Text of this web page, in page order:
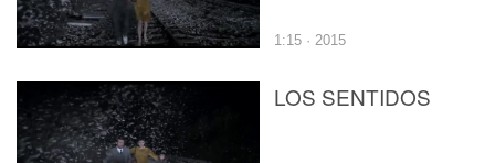
1:15 · 2015
LOS SENTIDOS